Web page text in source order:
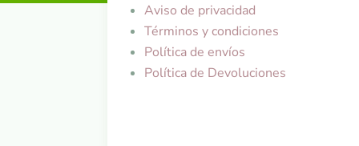
Aviso de privacidad
Términos y condiciones
Política de envíos
Política de Devoluciones